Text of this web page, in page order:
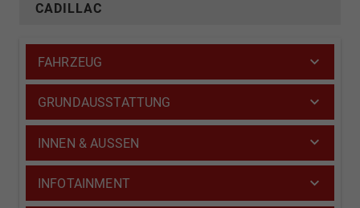
CADILLAC
FAHRZEUG
GRUNDAUSSTATTUNG
INNEN & AUSSEN
INFOTAINMENT